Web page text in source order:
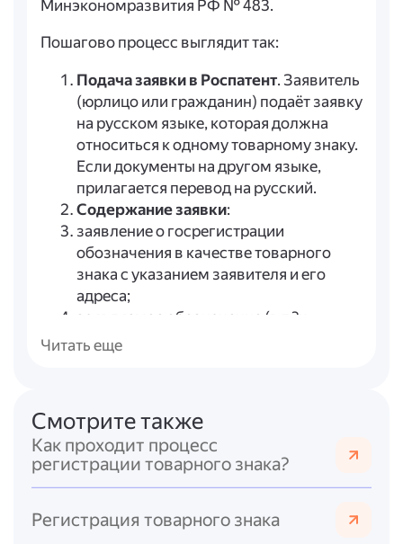
Минэкономразвития РФ № 483.
Пошагово процесс выглядит так:
Подача заявки в Роспатент. Заявитель
(юрлицо или гражданин) подаёт заявку
на русском языке, которая должна
относиться к одному товарному знаку.
Если документы на другом языке,
прилагается перевод на русский.
Содержание заявки:
заявление о госрегистрации
обозначения в качестве товарного
знака с указанием заявителя и его
адреса;
заявляемое обозначение (в т.?ч.
возможно — трёхмерная модель в
классификации товаров и услуг
(МКТУ);
описание заявляемого обозначения;
для коллективного знака — устав
Уплата пошлинза подачу заявки,
Читать еще
Смотрите также
Как проходит процесс
регистрации товарного знака?
Регистрация товарного знака